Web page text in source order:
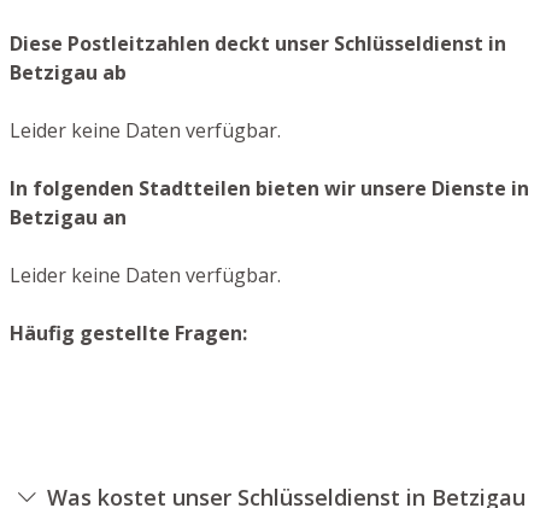
Diese Postleitzahlen deckt unser Schlüsseldienst in
Betzigau ab
Leider keine Daten verfügbar.
In folgenden Stadtteilen bieten wir unsere Dienste in
Betzigau an
Leider keine Daten verfügbar.
Häufig gestellte Fragen:
Was kostet unser Schlüsseldienst in Betzigau